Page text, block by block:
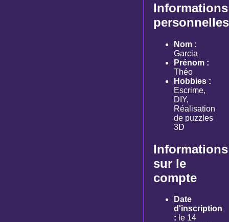
Informations
personnelles
Nom :
Garcia
Prénom :
Théo
Hobbies :
Escrime,
DIY,
Réalisation
de puzzles
3D
Informations
sur le
compte
Date
d'inscription
: le 14